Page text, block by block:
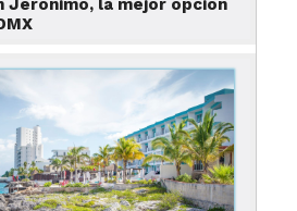
Orlando Resort como el
próxima apertura de Star
nadie podría quedarse
que anuncióUniversal
Jerónimo, la mejor opción